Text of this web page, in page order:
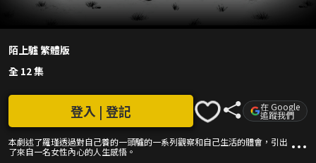
陌上驢 繁體版
全 12 集
本劇述了羅瑾透過對自己養的一頭驢的一系列觀察和自己生活的體會，引出
了來自一名女性內心的人生感悟。
登入 | 登記 在 Google
追蹤我們